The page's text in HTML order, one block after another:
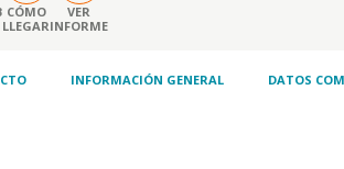
sociedades hosteleras. la
gestión, comercialización y
CÓMO
LLEGAR
VER
INFORME
INFORMACIÓN GENERAL DATOS